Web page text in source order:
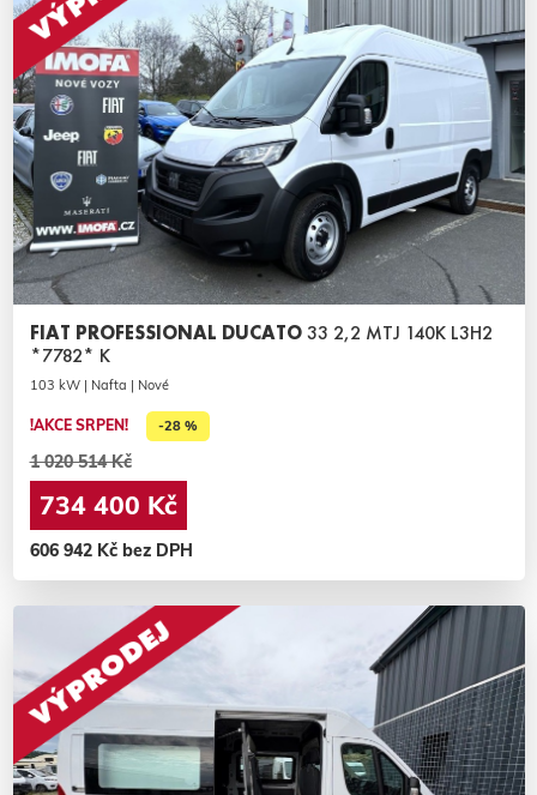
FIAT PROFESSIONAL DUCATO33 2,2 MTJ 140K L3H2
*7782* K
103 kW | Nafta | Nové
!AKCE SRPEN! -28 %
1 020 514 Kč
734 400 Kč
606 942 Kč bez DPH